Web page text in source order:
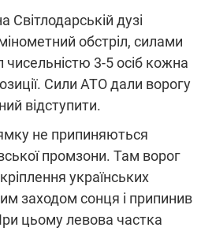
Світлодарській дузі
обстріл, силами
3-5 осіб кожна
Сили АТО дали ворогу
відступити.
не припиняються
промзони. Там ворог
українських
заходом сонця і припинив
цьому левова частка